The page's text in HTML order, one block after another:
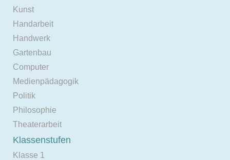
Kunst
Handarbeit
Handwerk
Gartenbau
Computer
Medienpädagogik
Politik
Philosophie
Theaterarbeit
Klassenstufen
Klasse 1